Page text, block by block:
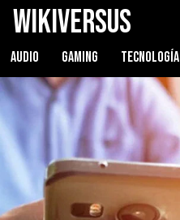
WikiVersus
AUDIO GAMING TECNOLOGÍA